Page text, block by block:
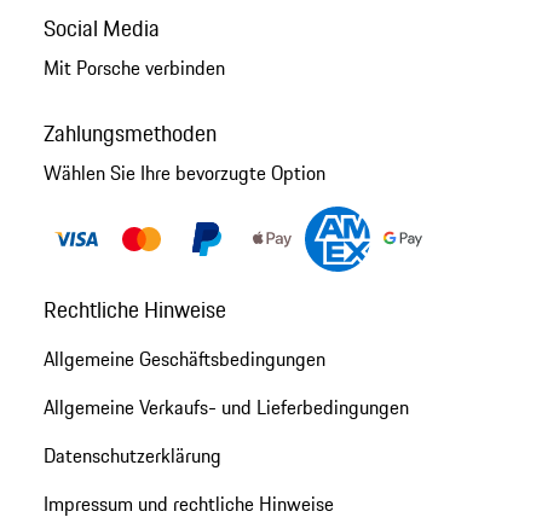
Social Media
Mit Porsche verbinden
Zahlungsmethoden
Wählen Sie Ihre bevorzugte Option
Rechtliche Hinweise
Allgemeine Geschäftsbedingungen
Allgemeine Verkaufs- und Lieferbedingungen
Datenschutzerklärung
Impressum und rechtliche Hinweise